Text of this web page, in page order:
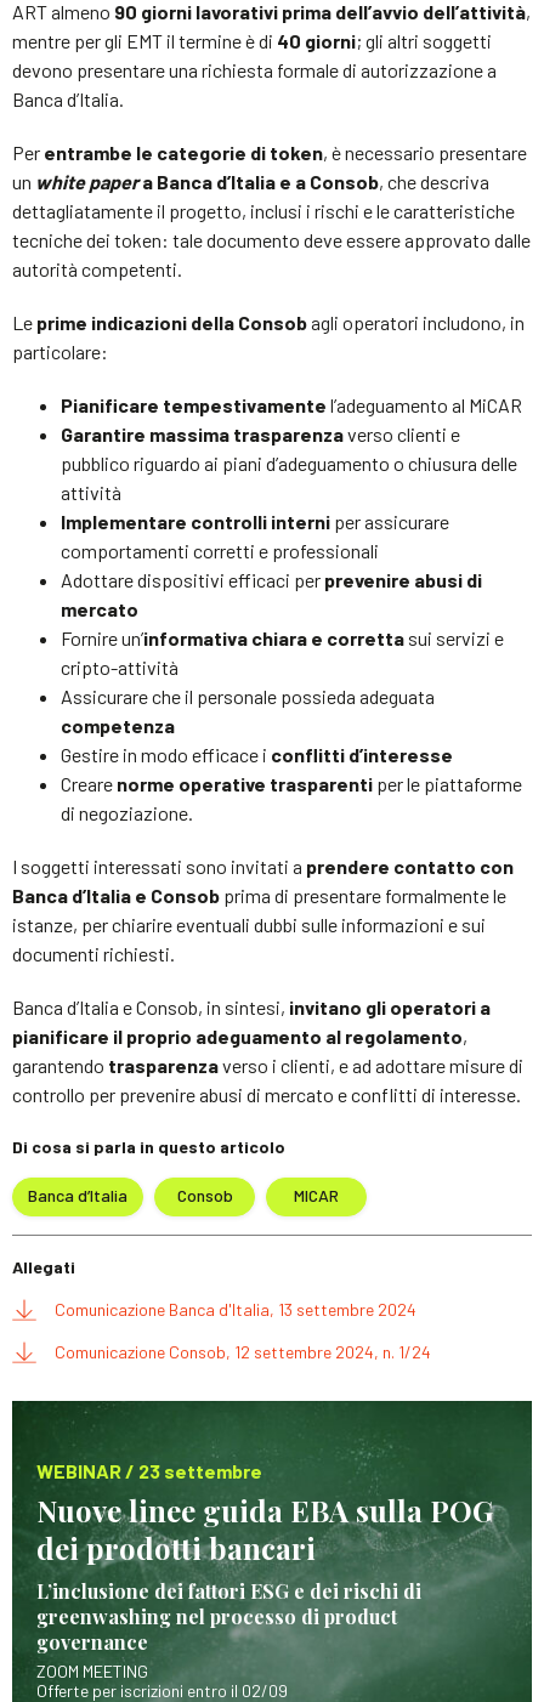
ART almeno 90 giorni lavorativi prima dell’avvio dell’attività,
mentre per gli EMT il termine è di 40 giorni; gli altri soggetti
devono presentare una richiesta formale di autorizzazione a
Banca d’Italia.
Per entrambe le categorie di token, è necessario presentare
un white papera Banca d’Italia e a Consob, che descriva
dettagliatamente il progetto, inclusi i rischi e le caratteristiche
tecniche dei token: tale documento deve essere approvato dalle
autorità competenti.
Le prime indicazioni della Consobagli operatori includono, in
particolare:
Pianificare tempestivamente l’adeguamento al MiCAR
Garantire massima trasparenzaverso clienti e
pubblico riguardo ai piani d’adeguamento o chiusura delle
attività
Implementare controlli interni per assicurare
comportamenti corretti e professionali
Adottare dispositivi efficaci per prevenire abusi di
mercato
Fornire un’informativa chiara e corretta sui servizi e
cripto-attività
Assicurare che il personale possieda adeguata
competenza
Gestire in modo efficace i conflitti d’interesse
Creare norme operative trasparenti per le piattaforme
di negoziazione.
I soggetti interessati sono invitati a prendere contatto con
Banca d’Italia e Consob prima di presentare formalmente le
istanze, per chiarire eventuali dubbi sulle informazioni e sui
documenti richiesti.
Banca d’Italia e Consob, in sintesi, invitano gli operatori a
pianificare il proprio adeguamento al regolamento,
garantendo trasparenzaverso i clienti, e ad adottare misure di
controllo per prevenire abusi di mercato e conflitti di interesse.
Di cosa si parla in questo articolo
Banca d’Italia Consob MICAR
Allegati
Comunicazione Banca d'Italia, 13 settembre 2024
Comunicazione Consob, 12 settembre 2024, n. 1/24
WEBINAR / 23 settembre
Nuove linee guida EBA sulla POG
dei prodotti bancari
L’inclusione dei fattori ESG e dei rischi di
greenwashing nel processo di product
governance
ZOOM MEETING
Offerte per iscrizioni entro il 02/09